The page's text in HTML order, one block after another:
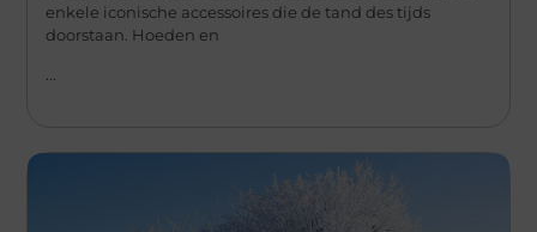
enkele iconische accessoires die de tand des tijds
doorstaan. Hoeden en